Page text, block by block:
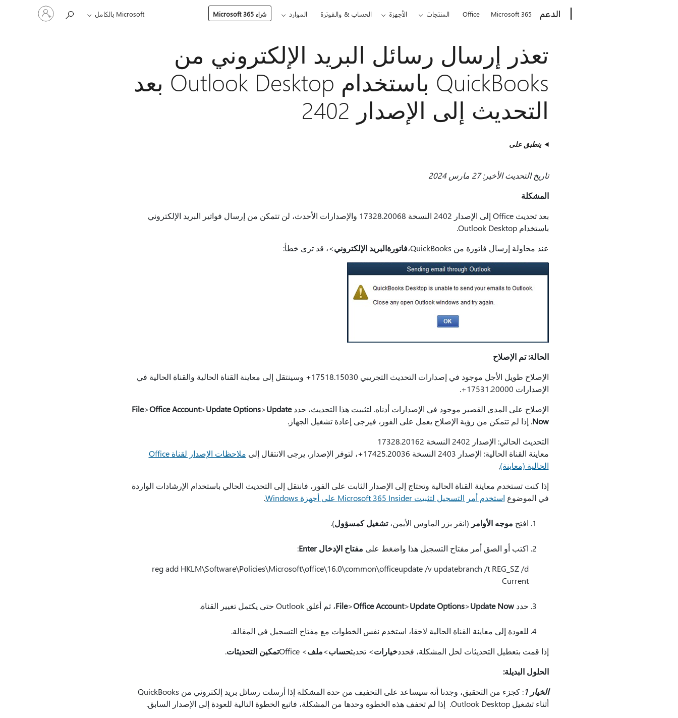
الدعم Microsoft 365
Office المنتجات الأجهزة الحساب & والفوترة الموارد شراء Microsoft 365 Microsoft بالكامل
تسجيل
الدخول
إلى
تعذر إرسال رسائل البريد الإلكتروني من
QuickBooks باستخدام Outlook Desktop بعد
التحديث إلى الإصدار 2402
ينطبق على
تاريخ التحديث الأخير: 27 مارس 2024
المشكلة
بعد تحديث Office إلى الإصدار 2402 النسخة 17328.20068 والإصدارات الأحدث، لن تتمكن من إرسال فواتير البريد الإلكتروني
باستخدام Outlook Desktop.
عند محاولة إرسال فاتورة من QuickBooks،
فاتورةالبريد الإلكتروني>، قد ترى خطأ:
الحالة: تم الإصلاح
الإصلاح طويل الأجل موجود في إصدارات التحديث التجريبي 17518.15030+ وسينتقل إلى معاينة القناة الحالية والقناة الحالية في
الإصدارات 17531.20000+.
الإصلاح على المدى القصير موجود في الإصدارات أدناه. لتثبيت هذا التحديث، حدد
File>Office Account>Update Options>Update
Now. إذا لم تتمكن من رؤية الإصلاح يعمل على الفور، فيرجى إعادة تشغيل الجهاز.
التحديث الحالي: الإصدار 2402 النسخة 17328.20162
معاينة القناة الحالية: الإصدار 2403 النسخة 17425.20036+، لتوفر الإصدار، يرجى الانتقال إلى
ملاحظات الإصدار لقناة Office
الحالية (معاينة).
إذا كنت تستخدم معاينة القناة الحالية وتحتاج إلى الإصدار الثابت على الفور، فانتقل إلى التحديث الحالي باستخدام الإرشادات الواردة
في الموضوع استخدم أمر التسجيل لتثبيت Microsoft 365 Insider على أجهزة Windows .
افتح موجه الأوامر (انقر بزر الماوس الأيمن،تشغيل كمسؤول).
اكتب أو الصق أمر مفتاح التسجيل هذا واضغط على مفتاح الإدخال Enter
:
reg add HKLM\Software\Policies\Microsoft\office\16.0\common\officeupdate /v updatebranch /t REG_SZ /d
Current
حدد File>Office Account>Update Options>Update Now ، ثم أغلق Outlook حتى يكتمل تغيير القناة.
للعودة إلى معاينة القناة الحالية لاحقا، استخدم نفس الخطوات مع مفتاح التسجيل في المقالة.
إذا قمت بتعطيل التحديثات لحل المشكلة، فحددخيارات> تحديثحساب>ملف> Office تمكين التحديثات.
الحلول البديلة:
الخيار 1
: كجزء من التحقيق، وجدنا أنه سيساعد على التخفيف من حدة المشكلة إذا أرسلت رسائل بريد إلكتروني من QuickBooks
أثناء تشغيل Outlook Desktop. إذا لم تخفف هذه الخطوة وحدها من المشكلة، فاتبع الخطوة التالية للعودة إلى الإصدار السابق.